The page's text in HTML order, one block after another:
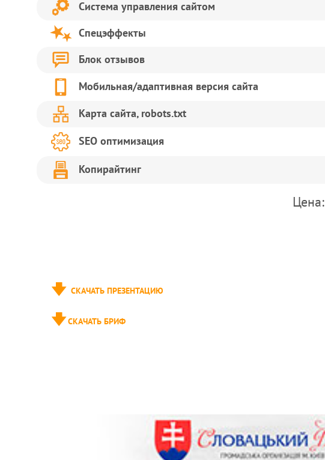
Система управления сайтом
Спецэффекты
Блок отзывов
Мобильная/адаптивная версия сайта
Карта сайта, robots.txt
SEO оптимизация
Копирайтинг
Цена:
СКАЧАТЬ ПРЕЗЕНТАЦИЮ
СКАЧАТЬ БРИФ